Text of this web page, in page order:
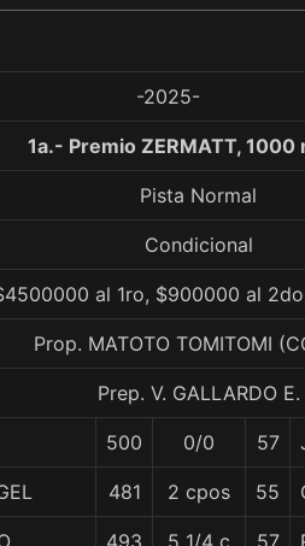
-2025-
1a.- Premio ZERMATT, 1000
Pista Normal
Condicional
al 1ro, $900000 al
Prop. MATOTO TOMITOMI
Prep. V. GALLARDO E.
500 0/0 57
481 2 cpos 55
493 5 1/4 c 57